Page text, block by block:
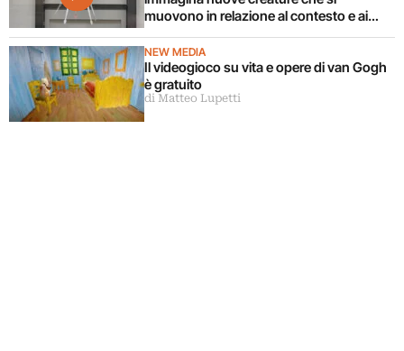
muovono in relazione al contesto e ai
corpi circostanti
NEW MEDIA
Il videogioco su vita e opere di van Gogh
è gratuito
di Matteo Lupetti